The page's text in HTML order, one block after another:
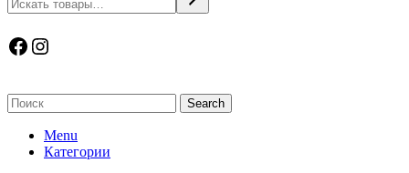
Facebook
Instagram
Search
Menu
Категории